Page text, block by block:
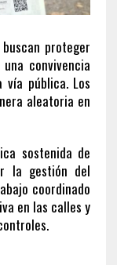
proteger
convivencia
pública. Los
aleatoria en
sostenida de
la gestión del
coordinado
en las calles y